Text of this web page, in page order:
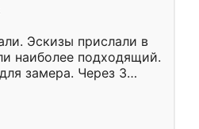
Эскизы прислали в
наиболее подходящий.
замера. Через 3
готова. Остались
Ренессанс
работу!